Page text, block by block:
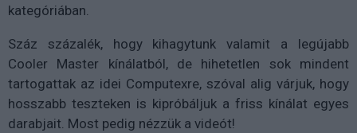
kategóriában.
Száz százalék, hogy kihagytunk valamit a legújabb
Cooler Master kínálatból, de hihetetlen sok mindent
tartogattak az idei Computexre, szóval alig várjuk, hogy
hosszabb teszteken is kipróbáljuk a friss kínálat egyes
darabjait. Most pedig nézzük a videót!